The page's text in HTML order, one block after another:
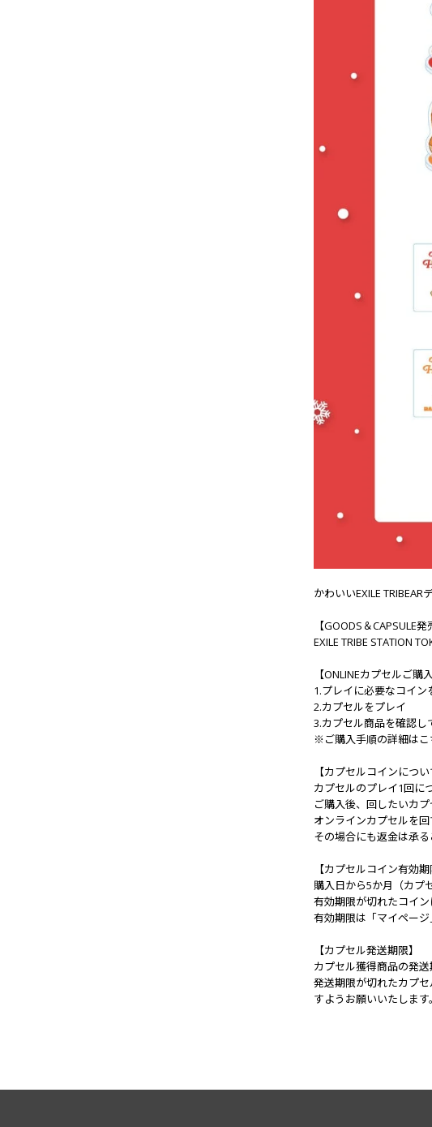
かわいいEXILE
【GOODS＆CAPSULE発
EXILE TRIBE STATION
【ONLINEカプセルご購
1.プレイに必要なコイン
2.カプセルをプレイ
3.カプセル商品を確認し
※ご購入手順の詳細はこ
【カプセルコインについ
カプセルのプレイ1回に
ご購入後、回したいカ
オンラインカプセルを
その場合にも返金は承
【カプセルコイン有効期
購入日から5か月（カプ
有効期限が切れたコイ
有効期限は「マイペー
【カプセル発送期限】
カプセル獲得商品の発送
発送期限が切れたカプ
すようお願いいたします。